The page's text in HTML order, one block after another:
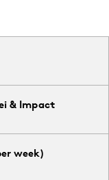
& Impact
week)